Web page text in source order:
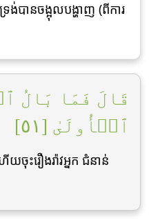
រង់បានចង្អុលបង្ហាញ (ពីការ
قَالَ فَمَا بَالُ
ٱلۡأُولَىٰ [٥١]
ចុះរឿងរ៉ាវអ្នក ជំនាន់